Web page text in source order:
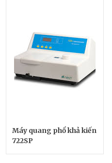
Máy quang phổ khả kiến
722SP